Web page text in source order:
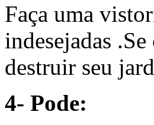
Faça uma
indesejadas
destruir seu
4- Pode: